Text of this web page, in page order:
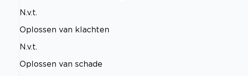
N.v.t.
Oplossen van klachten
N.v.t.
Oplossen van schade